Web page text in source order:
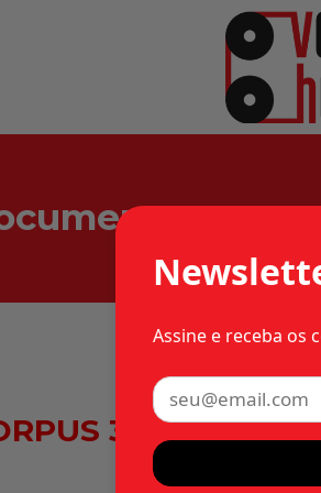
31.170 – 1976
Assine e receba os